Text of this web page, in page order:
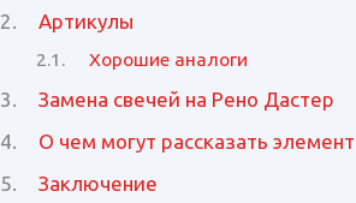
Артикулы
Хорошие аналоги
Замена свечей на Рено Дастер
О чем могут рассказать
Заключение